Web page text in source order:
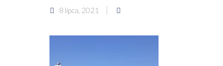
8 lipca, 2021